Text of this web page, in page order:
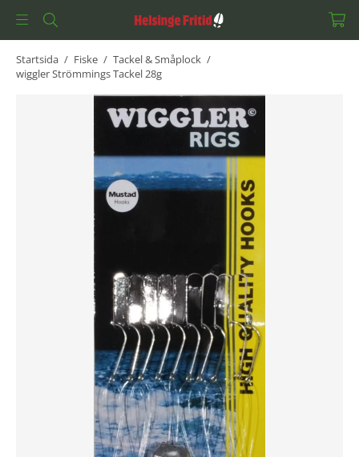
Startsida / Fiske / Tackel & Småplock /
wiggler Strömmings Tackel 28g